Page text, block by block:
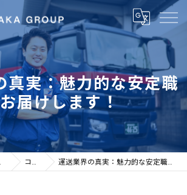
真実：魅力的な安定職
届けします！
坂 コラム 運送業界の真実：魅力的な安定職をお届けします！